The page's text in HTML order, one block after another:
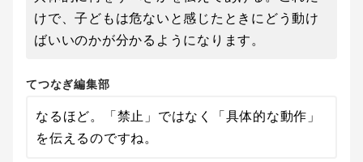
けで、子どもは危ないと感じたときにどう動け
ばいいのかが分かるようになります。
てつなぎ編集部
なるほど。「禁止」ではなく「具体的な動作」
を伝えるのですね。